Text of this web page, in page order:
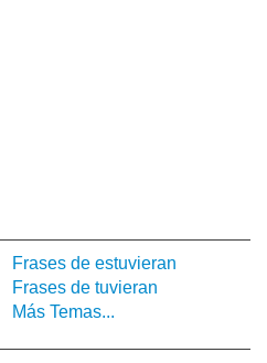
Frases de estuvieran
Frases de tuvieran
Más Temas...